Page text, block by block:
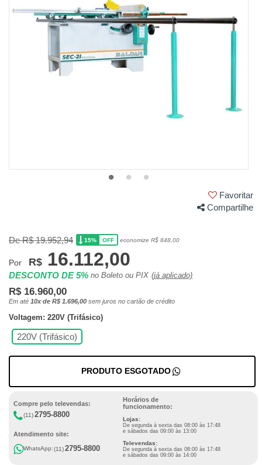
Favoritar
Compartilhe
De R$ 19.952,94 15% OFF economize R$ 848,00
Por R$ 16.112,00
DESCONTO DE 5% no Boleto ou PIX (já aplicado)
R$ 16.960,00
Em até 10x de R$ 1.696,00 sem juros no cartão de crédito
Voltagem: 220V (Trifásico)
220V (Trifásico)
PRODUTO ESGOTADO
Compre pelo televendas:
(11)2795-8800
Atendimento site:
WhatsApp:(11)2795-8800
Horários de
funcionamento:
Lojas:
De segunda à sexta das 08:00 às 17:48
e sábados das 09:00 às 13:00
Televendas:
De segunda à sexta das 08:00 às 17:48
e sábados das 09:00 às 14:00